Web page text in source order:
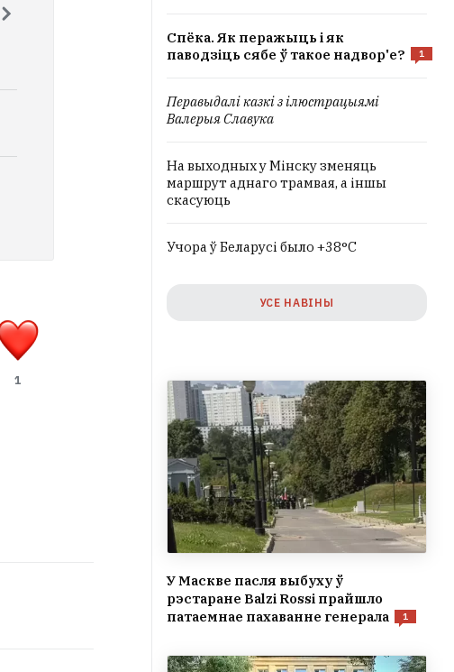
1
Спёка. Як перажыць і як
паводзіць сябе ў такое надвор'е?
1
Перавыдалі казкі з ілюстрацыямі
Валерыя Славука
На выходных у Мінску зменяць
маршрут аднаго трамвая, а іншы
скасуюць
Учора ў Беларусі было +38°C
УСЕ НАВІНЫ
У Маскве пасля выбуху ў
рэстаране Balzi Rossi прайшло
патаемнае пахаванне генерала
1